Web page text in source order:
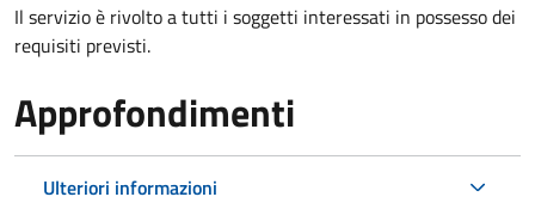
Il servizio è rivolto a tutti i soggetti interessati in possesso dei
requisiti previsti.
Approfondimenti
Ulteriori informazioni